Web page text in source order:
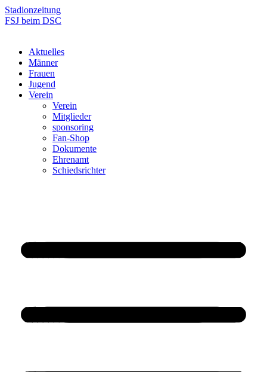
Zum
Inhalt
Stadionzeitung
FSJ beim DSC
Aktuelles
Männer
Frauen
Jugend
Verein
Verein
Mitglieder
sponsoring
Fan-Shop
Dokumente
Ehrenamt
Schiedsrichter